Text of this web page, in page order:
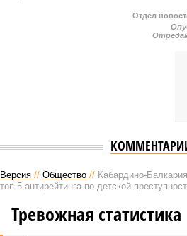
Отдел
Версия // Общество // Кабардино-
топ-5 антирейтинга по детской
Тревожная статистика